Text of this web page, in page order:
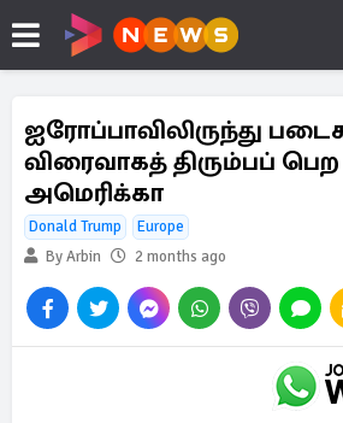
ஐரோப்பாவிலிருந்து
விரைவாகத் திரும்பப் பெற
அமெரிக்கா
Donald Trump
Europe
By Arbin
2 months ago